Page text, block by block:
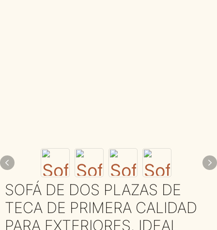
SOFÁ DE DOS PLAZAS DE
TECA DE PRIMERA CALIDAD
PARA EXTERIORES, IDEAL